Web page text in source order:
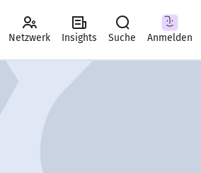
Netzwerk Insights Suche Anmelden